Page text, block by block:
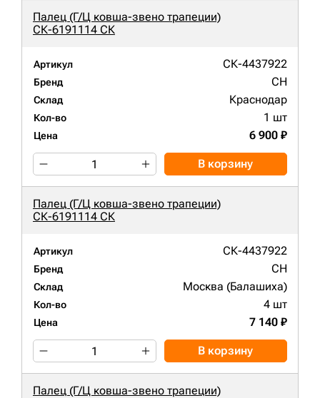
Палец (Г/Ц ковша-звено трапеции)
СК-6191114 СК
Артикул СК-4437922
Бренд CH
Склад Краснодар
Кол-во 1 шт
Цена 6 900 ₽
В корзину
Палец (Г/Ц ковша-звено трапеции)
СК-6191114 СК
Артикул СК-4437922
Бренд CH
Склад Москва (Балашиха)
Кол-во 4 шт
Цена 7 140 ₽
В корзину
Палец (Г/Ц ковша-звено трапеции)